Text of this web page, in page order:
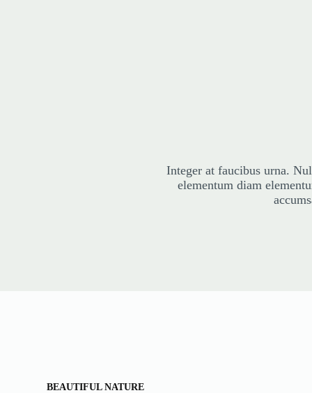
Integer at faucibus urna.
elementum diam
BEAUTIFUL NATURE